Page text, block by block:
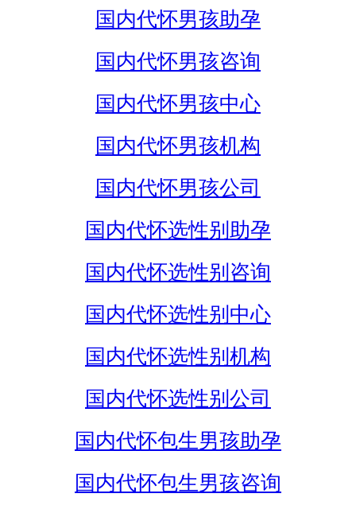
国内代怀男孩助孕
国内代怀男孩咨询
国内代怀男孩中心
国内代怀男孩机构
国内代怀男孩公司
国内代怀选性别助孕
国内代怀选性别咨询
国内代怀选性别中心
国内代怀选性别机构
国内代怀选性别公司
国内代怀包生男孩助孕
国内代怀包生男孩咨询